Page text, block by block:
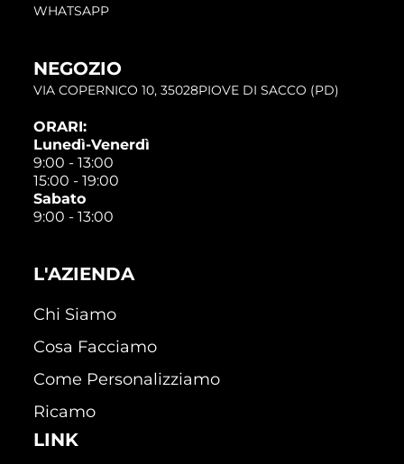
WHATSAPP
NEGOZIO
VIA COPERNICO 10, 35028PIOVE DI SACCO (PD)
ORARI:
Lunedì-Venerdì
9:00 - 13:00
15:00 - 19:00
Sabato
9:00 - 13:00
L'AZIENDA
Chi Siamo
Cosa Facciamo
Come Personalizziamo
Ricamo
LINK